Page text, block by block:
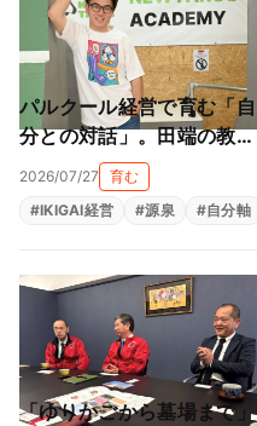
パルクール経営で育む「自
分との対話」。田端の教室
が作る大人も子供も輝ける
居場所（NEWTAROS ）
2026/07/27
育む
#IKIGAI経営 #源泉 #自分軸
「ゆりかごから墓場まで」